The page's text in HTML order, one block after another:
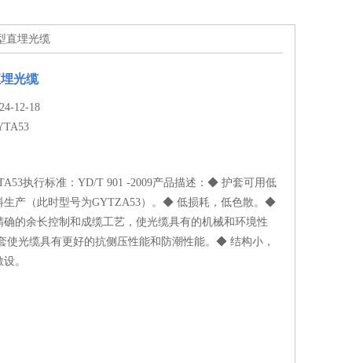
直埋光缆
光缆
12-18
执行标准：YD/T 901 -2009产品描述：◆ 护套可用低
生产（此时型号为GYTZA53）。◆ 低损耗，低色散。◆
确的余长控制和成缆工艺，使光缆具有的机械和环境性
光缆具有更好的抗侧压性能和防潮性能。◆ 结构小，
。